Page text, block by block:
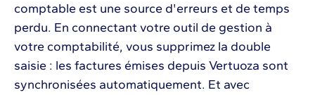
comptable est une source d'erreurs et de temps
perdu. En connectant votre outil de gestion à
votre comptabilité, vous supprimez la double
saisie : les factures émises depuis Vertuoza sont
synchronisées automatiquement. Et avec